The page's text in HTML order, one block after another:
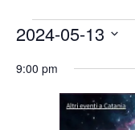
Eventi
for
Maggio
2024-05-13
la
9:00 pm